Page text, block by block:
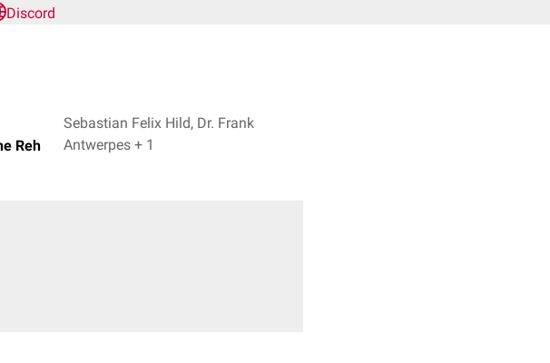
Discord
Reh
Sebastian Felix Hild, Dr. Frank
Antwerpes + 1